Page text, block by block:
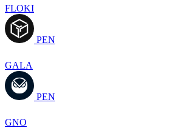
FLOKI
PEN
GALA
PEN
GNO